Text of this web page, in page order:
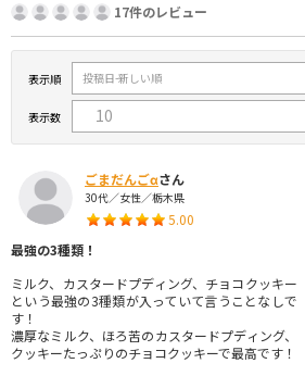
17件のレビュー
表示順
表示数
ごまだんごαさん
30代／女性／栃木県
5.00
最強の3種類！
ミルク、カスタードプディング、チョコクッキー
という最強の3種類が入っていて言うことなしで
す！
濃厚なミルク、ほろ苦のカスタードプディング、
クッキーたっぷりのチョコクッキーで最高です！